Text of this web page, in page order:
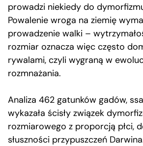
prowadzi niekiedy do
Powalenie wroga na ziemię
prowadzenie walki –
rozmiar oznacza więc często
rywalami, czyli wygraną w
rozmnażania.
Analiza 462 gatunków gadów,
wykazała ścisły związek
rozmiarowego z proporcją płci,
słuszności przypuszczeń